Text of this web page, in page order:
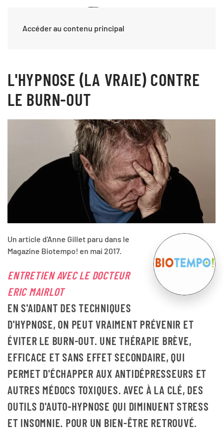
Accéder au contenu principal
L'HYPNOSE (LA VRAIE) CONTRE
LE BURN-OUT
Un article d'Anne Gillet paru dans le
Magazine Biotempo! en mai 2017.
ENTRETIEN AVEC LE DOCTEUR
ERIC MAIRLOT
EN S'AIDANT DES TECHNIQUES
D'HYPNOSE, ON PEUT VRAIMENT PRÉVENIR ET
ÉVITER LE BURN-OUT. UNE THÉRAPIE BRÈVE,
EFFICACE ET SANS EFFET SECONDAIRE, QUI
PERMET D'ÉCHAPPER AUX ANTIDÉPRESSEURS ET
AUTRES MÉDOCS TOXIQUES. AVEC À LA CLÉ, DES
OUTILS D'AUTO-HYPNOSE QUI DIMINUENT STRESS
ET INSOMNIE. POUR UN BIEN-ÊTRE RETROUVÉ.